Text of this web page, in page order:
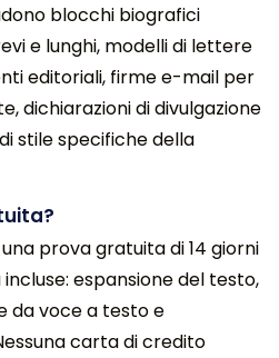
blocchi biografici
e lunghi, modelli di lettere
editoriali, firme e-mail per
dichiarazioni di divulgazione
stile specifiche della
prova gratuita di 14 giorni
espansione del testo,
da voce a testo e
carta di credito